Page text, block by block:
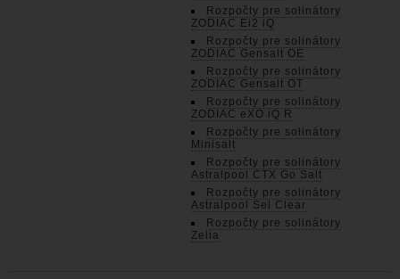
Rozpočty pre solinátory
ZODIAC Ei2 iQ
Rozpočty pre solinátory
ZODIAC Gensalt OE
Rozpočty pre solinátory
ZODIAC Gensalt OT
Rozpočty pre solinátory
ZODIAC eXO iQ R
Rozpočty pre solinátory
Minisalt
Rozpočty pre solinátory
Astralpool CTX Go Salt
Rozpočty pre solinátory
Astralpool Sel Clear
Rozpočty pre solinátory
Zelia